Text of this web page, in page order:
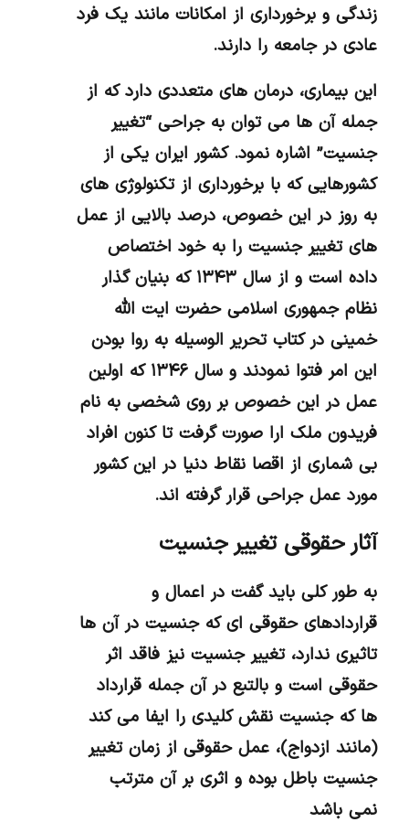
زندگی و برخورداری از امکانات مانند یک فرد
عادی در جامعه را دارند.
این بیماری، درمان های متعددی دارد که از
جمله آن ها می توان به جراحی “تغییر
جنسیت” اشاره نمود. کشور ایران یکی از
کشورهایی که با برخورداری از تکنولوژی های
به روز در این خصوص، درصد بالایی از عمل
های تغییر جنسیت را به خود اختصاص
داده است و از سال ۱۳۴۳ که بنیان گذار
نظام جمهوری اسلامی حضرت ایت الله
خمینی در کتاب تحریر الوسیله به روا بودن
این امر فتوا نمودند و سال ۱۳۴۶ که اولین
عمل در این خصوص بر روی شخصی به نام
فریدون ملک ارا صورت گرفت تا کنون افراد
بی شماری از اقصا نقاط دنیا در این کشور
مورد عمل جراحی قرار گرفته اند.
آثار حقوقی تغییر جنسیت
به طور کلی باید گفت در اعمال و
قراردادهای حقوقی ای که جنسیت در آن ها
تاثیری ندارد، تغییر جنسیت نیز فاقد اثر
حقوقی است و بالتبع در آن جمله قرارداد
ها که جنسیت نقش کلیدی را ایفا می کند
(مانند ازدواج)، عمل حقوقی از زمان تغییر
جنسیت باطل بوده و اثری بر آن مترتب
نمی باشد